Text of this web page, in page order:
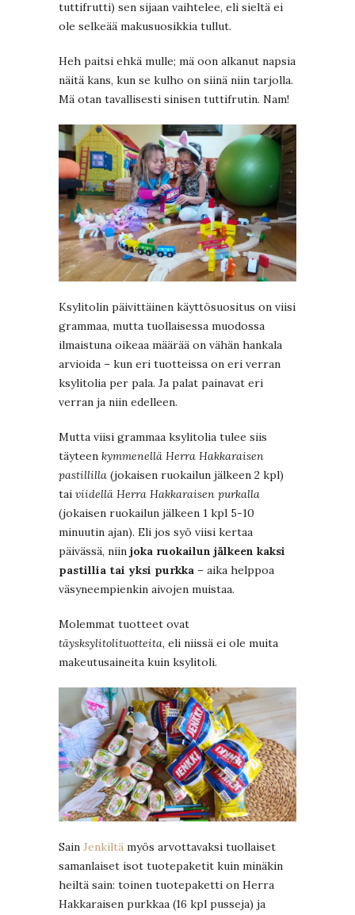
tuttifrutti) sen sijaan vaihtelee, eli sieltä ei
ole selkeää makusuosikkia tullut.
Heh paitsi ehkä mulle; mä oon alkanut napsia
näitä kans, kun se kulho on siinä niin tarjolla.
Mä otan tavallisesti sinisen tuttifrutin. Nam!
Ksylitolin päivittäinen käyttösuositus on viisi
grammaa, mutta tuollaisessa muodossa
ilmaistuna oikeaa määrää on vähän hankala
arvioida – kun eri tuotteissa on eri verran
ksylitolia per pala. Ja palat painavat eri
verran ja niin edelleen.
Mutta viisi grammaa ksylitolia tulee siis
täyteen kymmenellä Herra Hakkaraisen
pastillilla (jokaisen ruokailun jälkeen 2 kpl)
tai viidellä Herra Hakkaraisen purkalla
(jokaisen ruokailun jälkeen 1 kpl 5-10
minuutin ajan). Eli jos syö viisi kertaa
päivässä, niin joka ruokailun jälkeen kaksi
pastillia tai yksi purkka – aika helppoa
väsyneempienkin aivojen muistaa.
Molemmat tuotteet ovat
täysksylitolituotteita, eli niissä ei ole muita
makeutusaineita kuin ksylitoli.
Sain Jenkiltä myös arvottavaksi tuollaiset
samanlaiset isot tuotepaketit kuin minäkin
heiltä sain: toinen tuotepaketti on Herra
Hakkaraisen purkkaa (16 kpl pusseja) ja